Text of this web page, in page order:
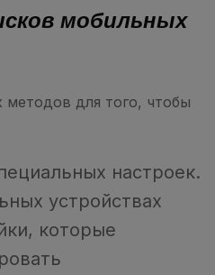
мобильных
методов для того, чтобы
настроек.
устройствах
которые